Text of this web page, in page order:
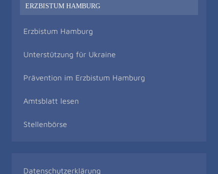
ERZBISTUM HAMBURG
Erzbistum Hamburg
Unterstützung für Ukraine
Prävention im Erzbistum Hamburg
Amtsblatt lesen
Stellenbörse
Datenschutzerklärung